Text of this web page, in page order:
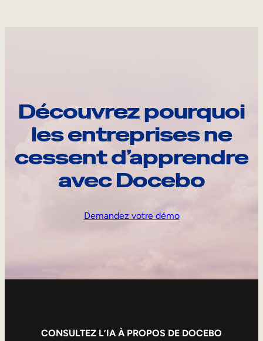
Découvrez pourquoi
les entreprises ne
cessent d’apprendre
avec Docebo
Demandez votre démo
CONSULTEZ L’IA À PROPOS DE DOCEBO